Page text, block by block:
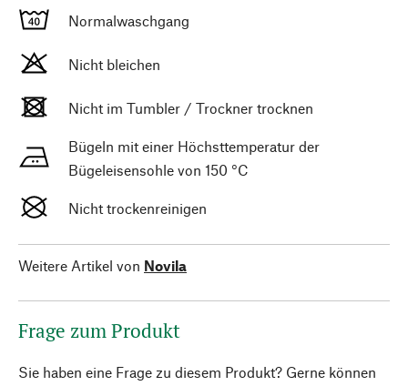
Normalwaschgang
Nicht bleichen
Nicht im Tumbler / Trockner trocknen
Bügeln mit einer Höchsttemperatur der
Bügeleisensohle von 150 °C
Nicht trockenreinigen
Weitere Artikel von Novila
Frage zum Produkt
Sie haben eine Frage zu diesem Produkt? Gerne können